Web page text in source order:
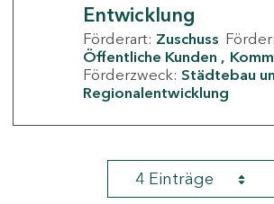
Entwicklung
Förderart: Zuschuss
Öffentliche Kunden
Förderzweck: Städtebau
Regionalentwicklung
4 Einträge